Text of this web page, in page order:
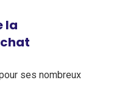
la
ses nombreux